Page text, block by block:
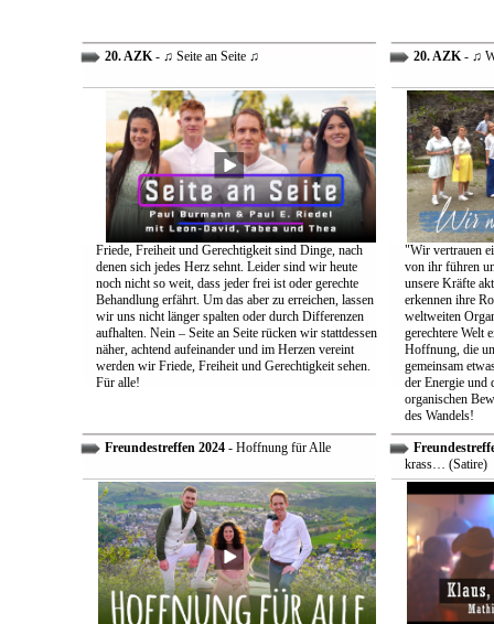
20. AZK- ♫ Seite an Seite ♫
Friede, Freiheit und Gerechtigkeit sind Dinge, nach
denen sich jedes Herz sehnt. Leider sind wir heute
noch nicht so weit, dass jeder frei ist oder gerechte
Behandlung erfährt. Um das aber zu erreichen, lassen
wir uns nicht länger spalten oder durch Differenzen
aufhalten. Nein – Seite an Seite rücken wir stattdessen
näher, achtend aufeinander und im Herzen vereint
werden wir Friede, Freiheit und Gerechtigkeit sehen.
Für alle!
20. AZK- ♫
"Wir vertrauen
von ihr führen
unsere Kräfte
erkennen ihre
weltweiten
gerechtere Welt
Hoffnung, die
gemeinsam
der Energie und
organischen
des Wandels!
Freundestreffen 2024- Hoffnung für Alle
krass… (Satire)